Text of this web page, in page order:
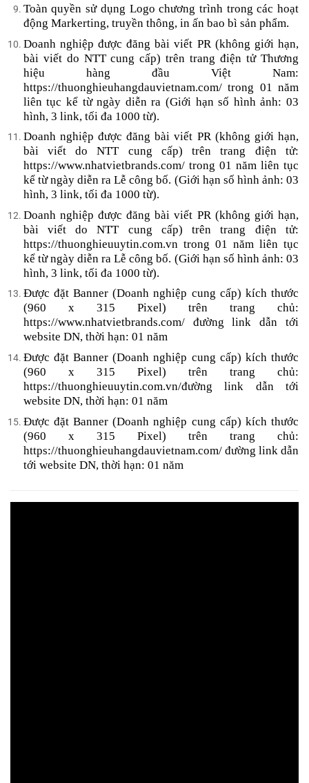
Toàn quyền sử dụng Logo chương trình trong các hoạt
động Markerting, truyền thông, in ấn bao bì sản phẩm.
Doanh nghiệp được đăng bài viết PR (không giới hạn,
bài viết do NTT cung cấp) trên trang điện tử Thương
hiệu hàng đầu Việt Nam:
https://thuonghieuhangdauvietnam.com/ trong 01 năm
liên tục kể từ ngày diễn ra (Giới hạn số hình ảnh: 03
hình, 3 link, tối đa 1000 từ).
Doanh nghiệp được đăng bài viết PR (không giới hạn,
bài viết do NTT cung cấp) trên trang điện tử:
https://www.nhatvietbrands.com/ trong 01 năm liên tục
kể từ ngày diễn ra Lễ công bố. (Giới hạn số hình ảnh: 03
hình, 3 link, tối đa 1000 từ).
Doanh nghiệp được đăng bài viết PR (không giới hạn,
bài viết do NTT cung cấp) trên trang điện tử:
https://thuonghieuuytin.com.vn trong 01 năm liên tục
kể từ ngày diễn ra Lễ công bố. (Giới hạn số hình ảnh: 03
hình, 3 link, tối đa 1000 từ).
Được đặt Banner (Doanh nghiệp cung cấp) kích thước
(960 x 315 Pixel) trên trang chủ:
https://www.nhatvietbrands.com/ đường link dẫn tới
website DN, thời hạn: 01 năm
Được đặt Banner (Doanh nghiệp cung cấp) kích thước
(960 x 315 Pixel) trên trang chủ:
https://thuonghieuuytin.com.vn/đường link dẫn tới
website DN, thời hạn: 01 năm
Được đặt Banner (Doanh nghiệp cung cấp) kích thước
(960 x 315 Pixel) trên trang chủ:
https://thuonghieuhangdauvietnam.com/ đường link dẫn
tới website DN, thời hạn: 01 năm